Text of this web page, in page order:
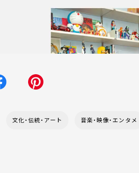
文化・伝統・アート 音楽・映像・エンタメ